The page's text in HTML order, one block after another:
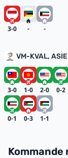
3-0 - -
VM-KVAL,
3-0 1-0 2-0 0-2
0-1 0-3 1-1